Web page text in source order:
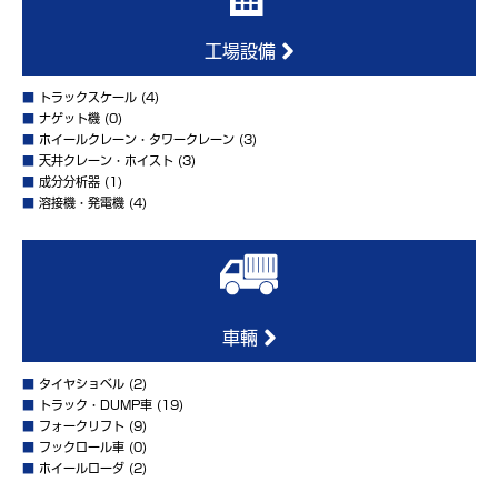
工場設備
トラックスケール (4)
ナゲット機 (0)
ホイールクレーン・タワークレーン (3)
天井クレーン・ホイスト (3)
成分分析器 (1)
溶接機・発電機 (4)
車輛
タイヤショベル (2)
トラック・DUMP車 (19)
フォークリフト (9)
フックロール車 (0)
ホイールローダ (2)